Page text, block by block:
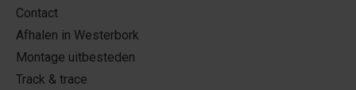
Contact
Afhalen in Westerbork
Montage uitbesteden
Track & trace